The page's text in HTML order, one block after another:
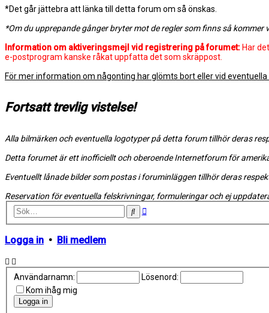
*Det går jättebra att länka till detta forum om så önskas.
*Om du upprepande gånger bryter mot de regler som finns så
Information om aktiveringsmejl vid registrering på forumet: Har
e-postprogram kanske råkat uppfatta det som skräppost.
För mer information om någonting har glömts bort eller vid eventuella
Fortsatt trevlig vistelse!
Alla bilmärken och eventuella logotyper på detta forum tillhör deras
Detta forumet är ett inofficiellt och oberoende Internetforum för
Eventuellt lånade bilder som postas i foruminläggen tillhör deras
Reservation för eventuella felskrivningar, formuleringar och ej
SökAvancerad
Logga in • Bli medlem
Användarnamn:
Lösenord:
Kom ihåg mig